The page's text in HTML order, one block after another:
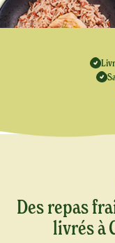
Des repas
livrés à